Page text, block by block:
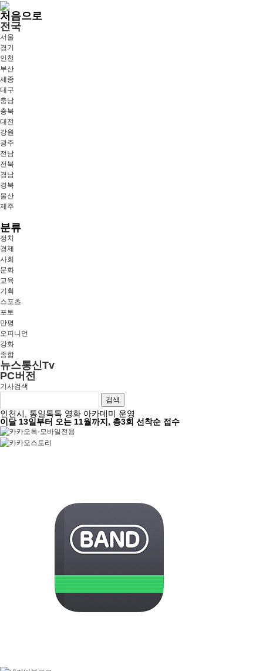
처음으로
전국
서울
경기
인천
부산
세종
대구
충남
충북
대전
강원
광주
전남
전북
경남
경북
울산
제주
분류
정치
경제
사회
문화
교육
기획
스포츠
포토
만평
오피니언
강화
종합
뉴스통신Tv
PC버전
기사검색
검색
인천시, 통일톡톡 영화 아카데미 운영
이달 13일부터 오는 11월까지, 총3회 선착순 접수